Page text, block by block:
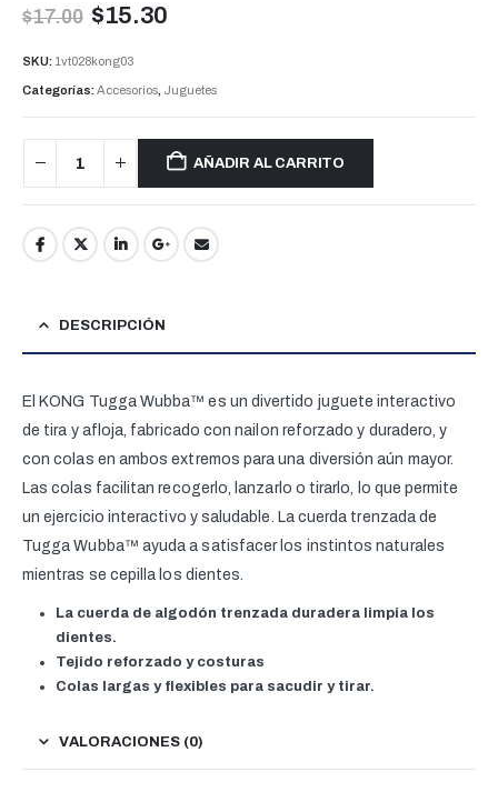
$17.00 $15.30
SKU: 1vt028kong03
Categorías:Accesorios, Juguetes
AÑADIR AL CARRITO
DESCRIPCIÓN
El KONG Tugga Wubba™ es un divertido juguete interactivo
de tira y afloja, fabricado con nailon reforzado y duradero, y
con colas en ambos extremos para una diversión aún mayor.
Las colas facilitan recogerlo, lanzarlo o tirarlo, lo que permite
un ejercicio interactivo y saludable. La cuerda trenzada de
Tugga Wubba™ ayuda a satisfacer los instintos naturales
mientras se cepilla los dientes.
La cuerda de algodón trenzada duradera limpia los
dientes.
Tejido reforzado y costuras
Colas largas y flexibles para sacudir y tirar.
VALORACIONES (0)